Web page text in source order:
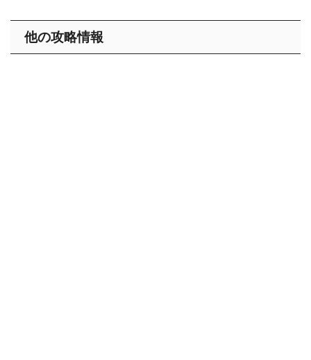
他の攻略情報